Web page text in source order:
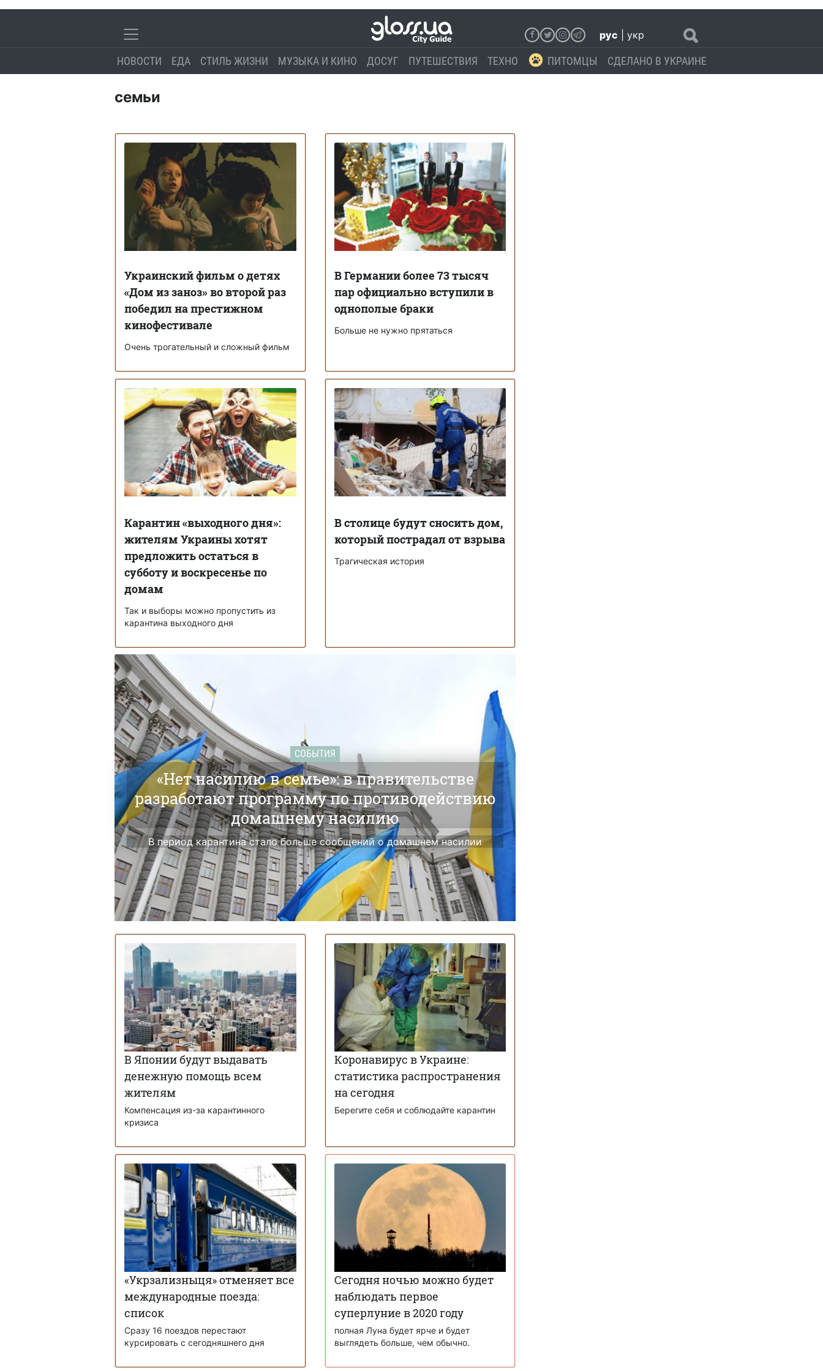
рус укр
НОВОСТИ ЕДА СТИЛЬ ЖИЗНИ МУЗЫКА И КИНО ДОСУГ ПУТЕШЕСТВИЯ ТЕХНО ПИТОМЦЫ СДЕЛАНО В УКРАИНЕ
семьи
Украинский фильм о детях
«Дом из заноз» во второй раз
победил на престижном
кинофестивале
Очень трогательный и сложный фильм
В Германии более 73 тысяч
пар официально вступили в
однополые браки
Больше не нужно прятаться
Карантин «выходного дня»:
жителям Украины хотят
предложить остаться в
субботу и воскресенье по
домам
Так и выборы можно пропустить из
карантина выходного дня
В столице будут сносить дом,
который пострадал от взрыва
Трагическая история
СОБЫТИЯ
«Нет насилию в семье»: в правительстве
разработают программу по противодействию
домашнему насилию
В период карантина стало больше сообщений о домашнем насилии
В Японии будут выдавать
денежную помощь всем
жителям
Компенсация из-за карантинного
кризиса
Коронавирус в Украине:
статистика распространения
на сегодня
Берегите себя и соблюдайте карантин
«Укрзализныця» отменяет все
международные поезда:
список
Сразу 16 поездов перестают
курсировать с сегодняшнего дня
Сегодня ночью можно будет
наблюдать первое
суперлуние в 2020 году
полная Луна будет ярче и будет
выглядеть больше, чем обычно.